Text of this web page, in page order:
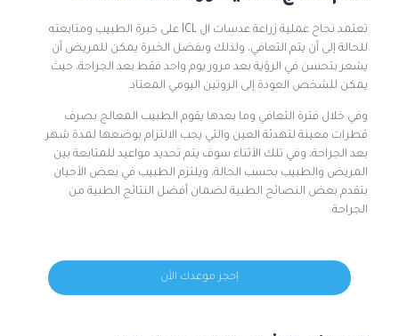
تعتمد نجاح عملية زراعة عدسات ال ICL على خبرة الطبيب ومتابعته
للحالة إلى أن يتم التعافي، ولذلك وبفضل الخبرة يمكن للمريض أن
يشعر بتحسن في الرؤية بعد مرور يوم واحد فقط بعد الجراحة، حيث
يمكن للشخص العودة إلى الروتين اليومي المعتاد.
وفي خلال فترة التعافي وما بعدها يقوم الطبيب المعالج بصرف
قطرات معينة لتهدئة العين والتي يجب الالتزام بوضعها لمدة شهر
بعد الجراحة، وفي تلك الأثناء سوف يتم تحديد مواعيد للمتابعة بين
المريض والطبيب بحسب الحالة، ويلتزم الطبيب في بعض الأحيان
بتقدم بعض النصائح الطبية لضمان أفضل النتائج الطبية من
الجراحة.
إحجز موعدك الأن